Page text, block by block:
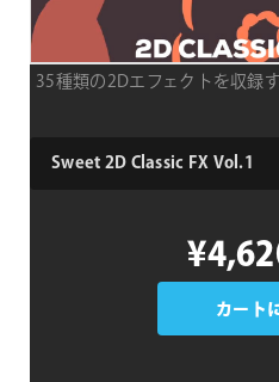
35種類の2Dエフェクトを収録
type
カート